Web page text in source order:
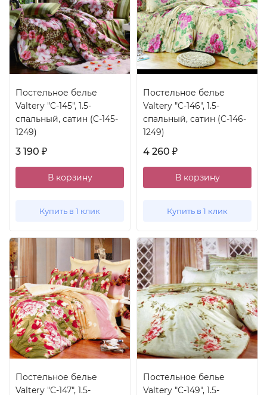
Постельное белье
Valtery "C-145", 1.5-
спальный, сатин (C-145-
1249)
3 190 ₽
В корзину
Купить в 1 клик
Постельное белье
Valtery "C-146", 1.5-
спальный, сатин (C-146-
1249)
4 260 ₽
В корзину
Купить в 1 клик
Постельное белье
Valtery "C-147", 1.5-
Постельное белье
Valtery "C-149", 1.5-